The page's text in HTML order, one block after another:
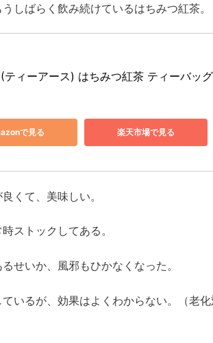
しばらく飲み続けているはちみつ紅茶。
ティーアース) はちみつ紅茶 ティーバッグ
で見る 楽天市場で見る
くて、美味しい。
ストックしてある。
せいか、風邪もひかなくなった。
いるが、効果はよくわからない。（老化